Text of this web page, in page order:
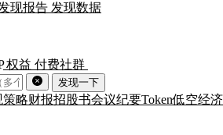
现报告 发现数据
权益 付费社群
发现一下
策略财报招股书会议纪要Token低空经济